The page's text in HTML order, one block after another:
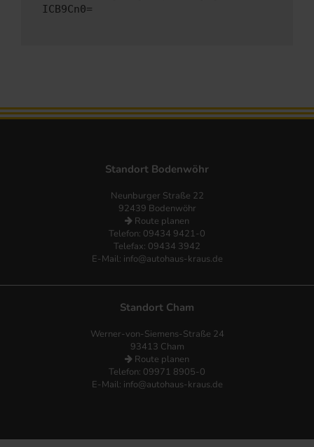
ICB9Cn0=
Standort Bodenwöhr
Neunburger Straße 22
92439 Bodenwöhr
Route planen
Telefon: 09434 9421-0
Telefax: 09434 3942
E-Mail: info@autohaus-kraus.de
Standort Cham
Werner-von-Siemens-Straße 24
93413 Cham
Route planen
Telefon: 09971 8905-0
E-Mail: info@autohaus-kraus.de